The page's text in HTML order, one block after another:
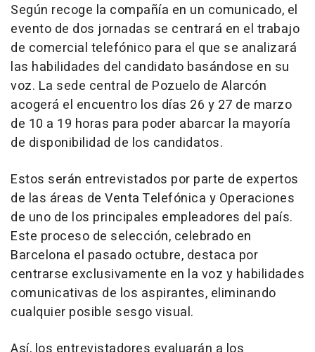
Según recoge la compañía en un comunicado, el
evento de dos jornadas se centrará en el trabajo
de comercial telefónico para el que se analizará
las habilidades del candidato basándose en su
voz. La sede central de Pozuelo de Alarcón
acogerá el encuentro los días 26 y 27 de marzo
de 10 a 19 horas para poder abarcar la mayoría
de disponibilidad de los candidatos.
Estos serán entrevistados por parte de expertos
de las áreas de Venta Telefónica y Operaciones
de uno de los principales empleadores del país.
Este proceso de selección, celebrado en
Barcelona el pasado octubre, destaca por
centrarse exclusivamente en la voz y habilidades
comunicativas de los aspirantes, eliminando
cualquier posible sesgo visual.